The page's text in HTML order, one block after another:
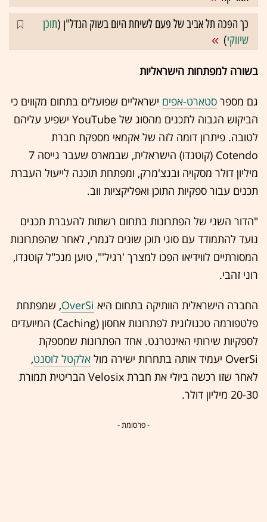
כך הפכה תל אביב של פעם לשיחת היום בשוק הנדל"ן (תוכן
שיווקי)
בשורה למפתחות הישראליות
גם מספר סטארט-אפים ישראליים שפועלים בתחום מקווים כי
הביקוש הגבוה לתכנים מהסוג של YouTube ישפיע עליהם
לטובה. פיתרון דומה לזה של אקמאי מספקת חברת
Cotendo (קוטנדו) הישראלית, שבמארס שעבר גייסה 7
מיליון דולר מסקויה ובנצ'מרק, ומפתחת תוכנה לייעול העברת
תכנים עבור ספקיות התוכן ואפליקציות ווב.
"הדור השני של הפתרונות בתחום רשתות להעברת תכנים
נועד להתמודד עם סוגי תוכן שונים לגמרי, לאחר שהפתרונות
המסורתיים לווידיאו הפכו למצרך 'רגיל'", טוען מנכ"ל קוטנדו,
רוני זהבי.
החברה הישראלית הוותיקה בתחום היא OverSi, שמפתחת
פלטפורמה טכנולוגית לפתרונות אחסון (Caching) המיועדים
לספקיות שירותי האינטרנט. אחד הפתרונות שמספקת
OverSi יעמיד אותה בתחרות ישירה מול
אלקטל לוסנט,
לאחר שזו רכשה ביולי את חברת Velosix הבריטית תמורת
20-30 מיליון דולר.
- פרסומת -